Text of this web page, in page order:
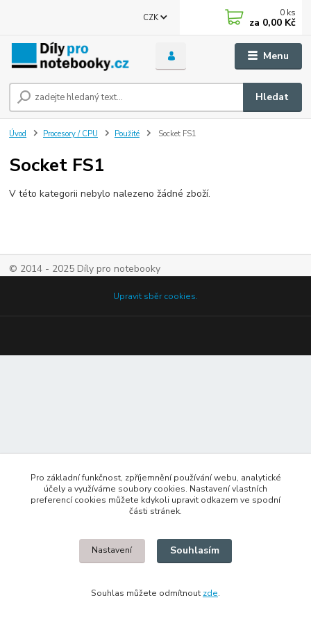
Menu
CZK
Hledat
0 ks
za 0,00 Kč
Úvod Procesory / CPU Použité Socket FS1
Socket FS1
V této kategorii nebylo nalezeno žádné zboží.
© 2014 - 2025 Díly pro notebooky
Upravit sběr cookies.
Pro základní funkčnost, zpříjemnění používání webu, analytické
účely a využíváme soubory cookies. Nastavení vlastních
preferencí cookies můžete kdykoli upravit odkazem ve spodní
části stránek.
Nastavení Souhlasím
Souhlas můžete odmítnout zde.